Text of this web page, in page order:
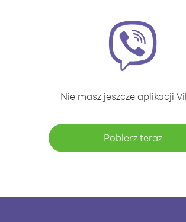
Nie masz jeszcze aplikacji
Pobierz teraz